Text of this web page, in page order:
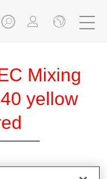
Mixing
yellow